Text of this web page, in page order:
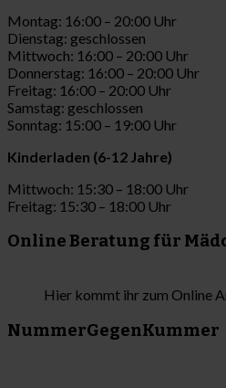
Montag: 16:00 – 20:00 Uhr
Dienstag: geschlossen
Mittwoch: 16:00 – 20:00 Uhr
Donnerstag: 16:00 – 20:00 Uhr
Freitag: 16:00 – 20:00 Uhr
Samstag: geschlossen
Sonntag: 15:00 – 19:00 Uhr
Kinderladen (6-12 Jahre)
Mittwoch: 15:30 – 18:00 Uhr
Freitag: 15:30 – 18:00 Uhr
Online Beratung für
Hier kommt ihr zum Online
NummerGegenKummer